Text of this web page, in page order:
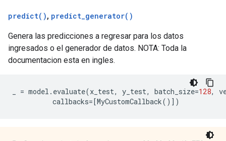
predict( ), predict_generator( )
Genera las predicciones a regresar para los datos
ingresados o el generador de datos. NOTA: Toda la
documentacion esta en ingles.
= model . evaluate(x_test, y_test, batch_size=128,
callbacks=[MyCustomCallback()])